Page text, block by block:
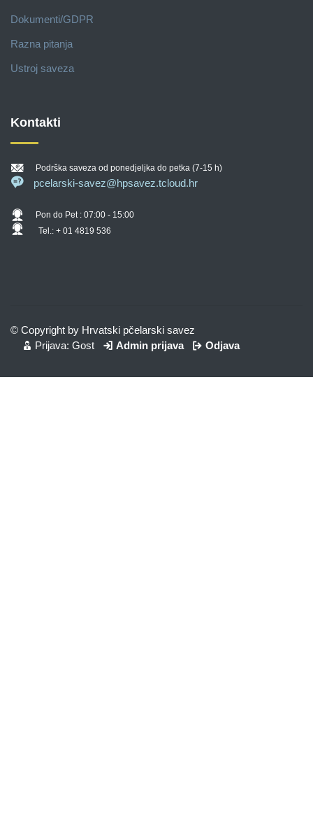
Dokumenti/GDPR
Razna pitanja
Ustroj saveza
Kontakti
Podrška saveza od ponedjeljka do petka (7-15 h)
pcelarski-savez@hpsavez.tcloud.hr
Pon do Pet : 07:00 - 15:00
Tel.: + 01 4819 536
© Copyright by Hrvatski pčelarski savez
Prijava: Gost
Admin prijava Odjava